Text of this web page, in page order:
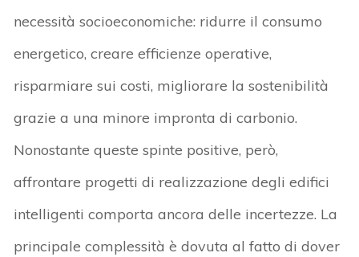
necessità socioeconomiche: ridurre il consumo
energetico, creare efficienze operative,
risparmiare sui costi, migliorare la sostenibilità
grazie a una minore impronta di carbonio.
Nonostante queste spinte positive, però,
affrontare progetti di realizzazione degli edifici
intelligenti comporta ancora delle incertezze. La
principale complessità è dovuta al fatto di dover